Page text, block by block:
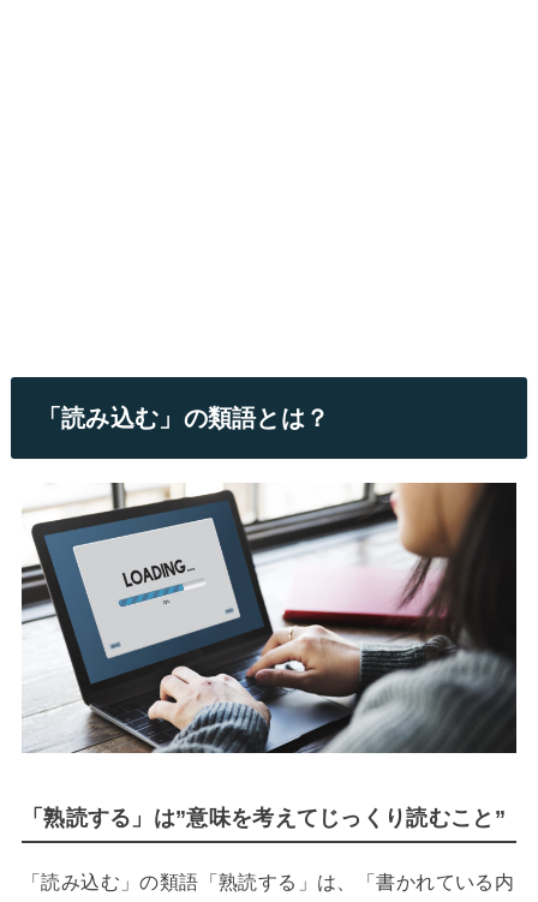
「読み込む」の類語とは？
「熟読する」は”意味を考えてじっくり読むこと”
「読み込む」の類語「熟読する」は、「書かれている内